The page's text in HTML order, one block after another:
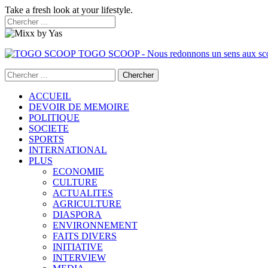
Take a fresh look at your lifestyle.
TOGO SCOOP - Nous redonnons un sens aux
ACCUEIL
DEVOIR DE MEMOIRE
POLITIQUE
SOCIETE
SPORTS
INTERNATIONAL
PLUS
ECONOMIE
CULTURE
ACTUALITES
AGRICULTURE
DIASPORA
ENVIRONNEMENT
FAITS DIVERS
INITIATIVE
INTERVIEW